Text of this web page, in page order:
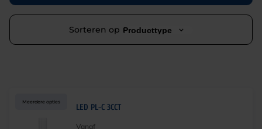
Sorteren op Producttype
Meerdere opties
LED PL-C 3CCT
Vanaf